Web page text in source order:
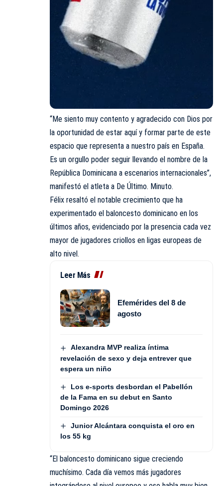
“Me siento muy contento y agradecido con Dios por
la oportunidad de estar aquí y formar parte de este
espacio que representa a nuestro país en España.
Es un orgullo poder seguir llevando el nombre de la
República Dominicana a escenarios internacionales”,
manifestó el atleta a De Último. Minuto.
Félix resaltó el notable crecimiento que ha
experimentado el baloncesto dominicano en los
últimos años, evidenciado por la presencia cada vez
mayor de jugadores criollos en ligas europeas de
alto nivel.
Leer Más
Efemérides del 8 de
agosto
Alexandra MVP realiza íntima
revelación de sexo y deja entrever que
espera un niño
Los e-sports desbordan el Pabellón
de la Fama en su debut en Santo
Domingo 2026
Junior Alcántara conquista el oro en
los 55 kg
“El baloncesto dominicano sigue creciendo
muchísimo. Cada día vemos más jugadores